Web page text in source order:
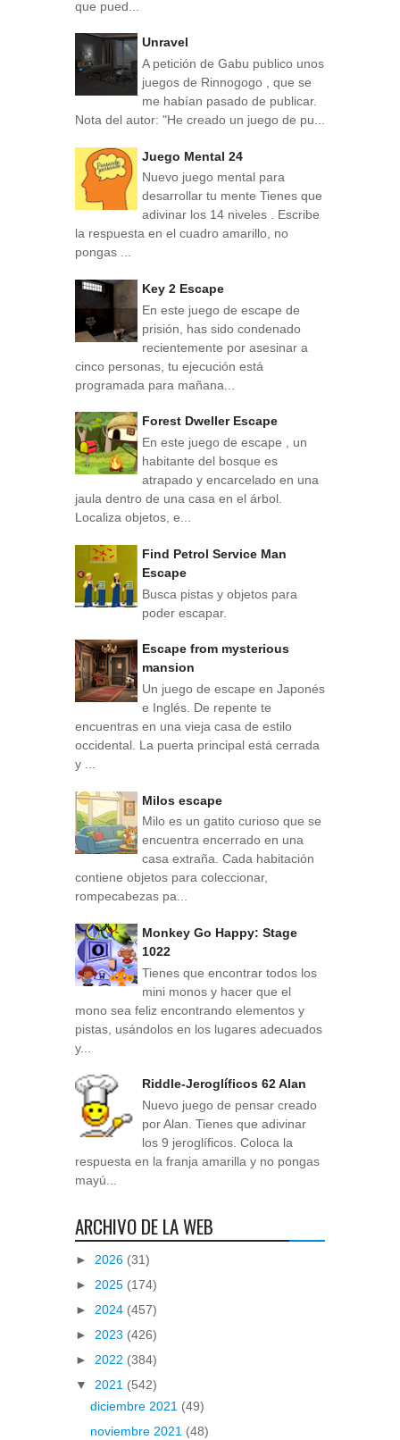
que pued...
Unravel
A petición de Gabu publico unos
juegos de Rinnogogo , que se
me habían pasado de publicar.
Nota del autor: "He creado un juego de pu...
Juego Mental 24
Nuevo juego mental para
desarrollar tu mente Tienes que
adivinar los 14 niveles . Escribe
la respuesta en el cuadro amarillo, no
pongas ...
Key 2 Escape
En este juego de escape de
prisión, has sido condenado
recientemente por asesinar a
cinco personas, tu ejecución está
programada para mañana...
Forest Dweller Escape
En este juego de escape , un
habitante del bosque es
atrapado y encarcelado en una
jaula dentro de una casa en el árbol.
Localiza objetos, e...
Find Petrol Service Man
Escape
Busca pistas y objetos para
poder escapar.
Escape from mysterious
mansion
Un juego de escape en Japonés
e Inglés. De repente te
encuentras en una vieja casa de estilo
occidental. La puerta principal está cerrada
y ...
Milos escape
Milo es un gatito curioso que se
encuentra encerrado en una
casa extraña. Cada habitación
contiene objetos para coleccionar,
rompecabezas pa...
Monkey Go Happy: Stage
1022
Tienes que encontrar todos los
mini monos y hacer que el
mono sea feliz encontrando elementos y
pistas, usándolos en los lugares adecuados
y...
Riddle-Jeroglíficos 62 Alan
Nuevo juego de pensar creado
por Alan. Tienes que adivinar
los 9 jeroglíficos. Coloca la
respuesta en la franja amarilla y no pongas
mayú...
ARCHIVO DE LA WEB
► 2026 (31)
► 2025 (174)
► 2024 (457)
► 2023 (426)
► 2022 (384)
▼ 2021 (542)
diciembre 2021 (49)
noviembre 2021 (48)